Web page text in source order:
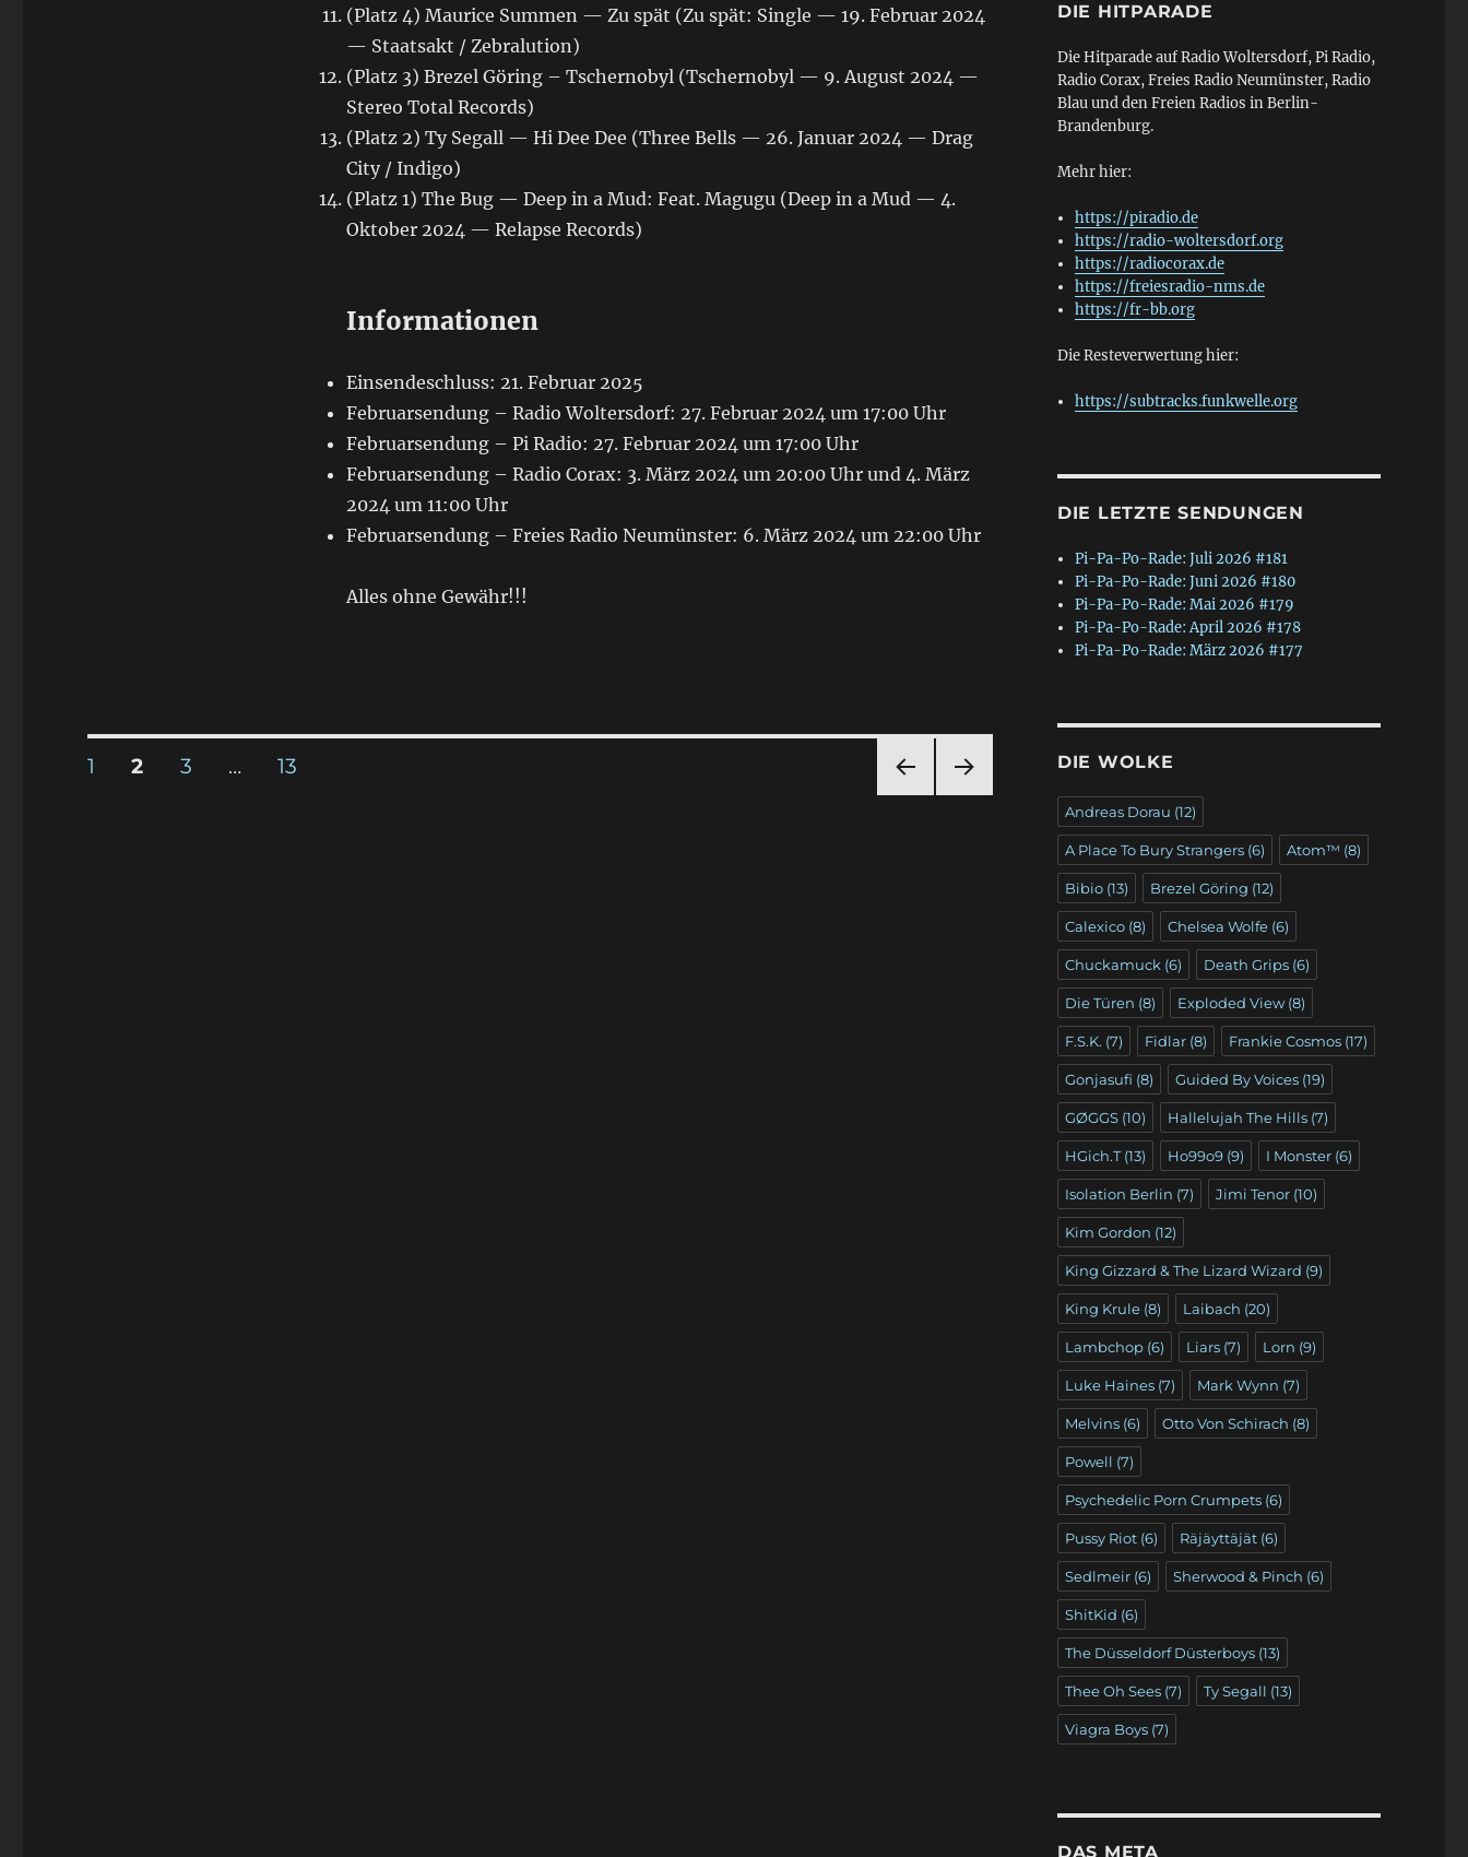
(Platz 4) Maurice Summen — Zu spät (Zu spät: Single — 19. Februar 2024
— Staatsakt / Zebralution)
(Platz 3) Brezel Göring – Tschernobyl (Tschernobyl — 9. August 2024 —
Stereo Total Records)
(Platz 2) Ty Segall — Hi Dee Dee (Three Bells — 26. Januar 2024 — Drag
City / Indigo)
(Platz 1) The Bug — Deep in a Mud: Feat. Magugu (Deep in a Mud — 4.
Oktober 2024 — Relapse Records)
Informationen
Einsendeschluss: 21. Februar 2025
Februarsendung – Radio Woltersdorf: 27. Februar 2024 um 17:00 Uhr
Februarsendung – Pi Radio: 27. Februar 2024 um 17:00 Uhr
Februarsendung – Radio Corax: 3. März 2024 um 20:00 Uhr und 4. März
2024 um 11:00 Uhr
Februarsendung – Freies Radio Neumünster: 6. März 2024 um 22:00 Uhr
Alles ohne Gewähr!!!
Seitennummerierung
SEITE
1 SEITE
2 SEITE
3 … SEITE
13
DIE HITPARADE
Die Hitparade auf Radio Woltersdorf, Pi Radio,
Radio Corax, Freies Radio Neumünster, Radio
Blau und den Freien Radios in Berlin-
Brandenburg.
Mehr hier:
https://piradio.de
https://radio-woltersdorf.org
https://radiocorax.de
https://freiesradio-nms.de
https://fr-bb.org
Die Resteverwertung hier:
https://subtracks.funkwelle.org
DIE LETZTE SENDUNGEN
Pi-Pa-Po-Rade: Juli 2026 #181
Pi-Pa-Po-Rade: Juni 2026 #180
Pi-Pa-Po-Rade: Mai 2026 #179
Pi-Pa-Po-Rade: April 2026 #178
Pi-Pa-Po-Rade: März 2026 #177
DIE WOLKE
Andreas Dorau (12)
A Place To Bury Strangers(6) Atom™ (8)
Bibio(13) Brezel Göring (12)
Calexico(8) Chelsea Wolfe(6)
Chuckamuck (6) Death Grips(6)
Die Türen (8) Exploded View(8)
F.S.K. (7) Fidlar(8) Frankie Cosmos(17)
Gonjasufi (8) Guided By Voices(19)
GØGGS(10) Hallelujah The Hills(7)
HGich.T(13) Ho99o9(9) I Monster(6)
Isolation Berlin (7) Jimi Tenor(10)
Kim Gordon (12)
King Gizzard & The Lizard Wizard (9)
King Krule(8) Laibach (20)
Lambchop(6) Liars(7) Lorn (9)
Luke Haines(7) Mark Wynn (7)
Melvins(6) Otto Von Schirach (8)
Powell (7)
Psychedelic Porn Crumpets(6)
Pussy Riot(6) Räjäyttäjät(6)
Sedlmeir(6) Sherwood & Pinch (6)
ShitKid (6)
The Düsseldorf Düsterboys(13)
Thee Oh Sees(7) Ty Segall (13)
Viagra Boys(7)
DAS META